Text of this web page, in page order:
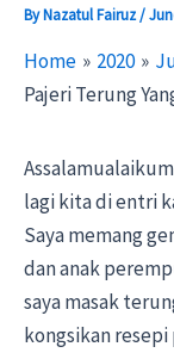
ByNazatul Fairuz/
Home 2020
Pajeri Terung
lagi kita di entri
Saya memang
dan anak
saya masak
kongsikan